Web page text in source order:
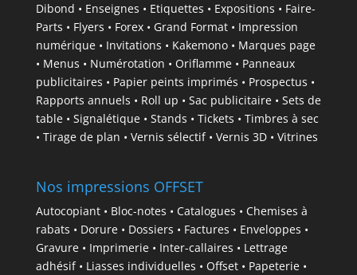
Dibond • Enseignes • Etiquettes • Expositions • Faire-
Parts • Flyers • Forex • Grand Format • Impression
numérique • Invitations • Kakemono • Marques page
• Menus • Numérotation • Oriflamme • Panneaux
publicitaires • Papier peints imprimés • Prospectus •
Rapports annuels • Roll up • Sac publicitaire • Sets de
table • Signalétique • Stands • Tickets • Timbres à sec
• Tirage de plan • Vernis sélectif • Vernis 3D • Vitrines
Nos impressions OFFSET
Autocopiant • Bloc-notes • Catalogues • Chemises à
rabats • Dorure • Dossiers • Factures • Enveloppes •
Gravure • Imprimerie • Inter-callaires • Lettrage
adhésif • Liasses individuelles • Offset • Papeterie •